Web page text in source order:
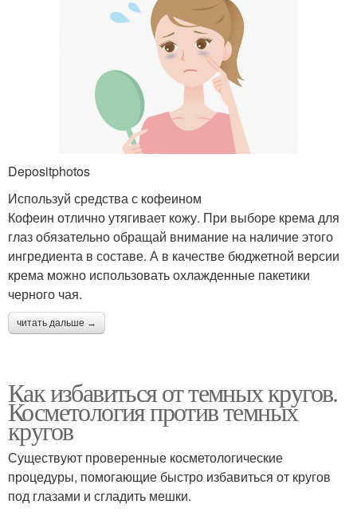
Depositphotos
Используй средства с кофеином
Кофеин отлично утягивает кожу. При выборе крема для
глаз обязательно обращай внимание на наличие этого
ингредиента в составе. А в качестве бюджетной версии
крема можно использовать охлажденные пакетики
черного чая.
читать дальше →
Как избавиться от темных кругов.
Косметология против темных
кругов
Существуют проверенные косметологические
процедуры, помогающие быстро избавиться от кругов
под глазами и сгладить мешки.